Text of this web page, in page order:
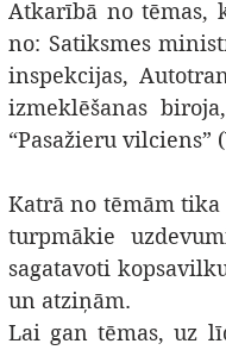
Atkarībā no tēmas,
no: Satiksmes
inspekcijas,
izmeklēšanas
“Pasažieru vilciens”
Katrā no tēmām
turpmākie
sagatavoti
un atziņām.
Lai gan tēmas, uz